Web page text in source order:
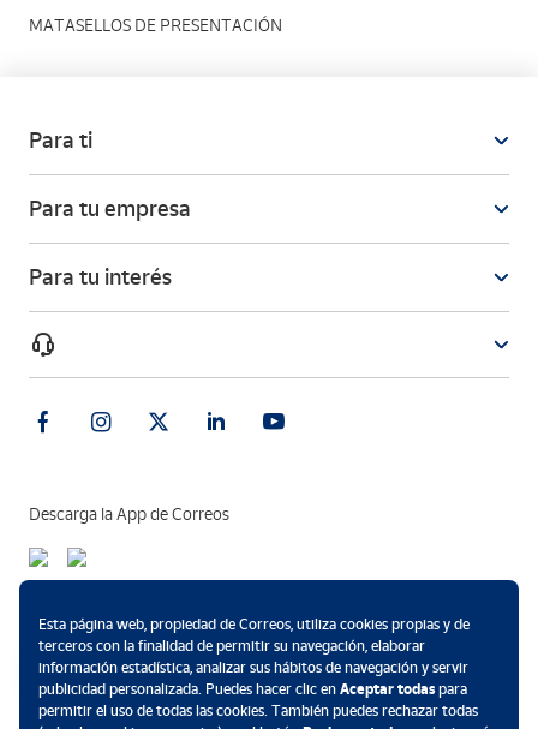
MATASELLOS DE PRESENTACIÓN
Para ti
Para tu empresa
Para tu interés
Descarga la App de Correos
Esta página web, propiedad de Correos, utiliza cookies propias y de
terceros con la finalidad de permitir su navegación, elaborar
información estadística, analizar sus hábitos de navegación y servir
publicidad personalizada. Puedes hacer clic en Aceptar todaspara
permitir el uso de todas las cookies. También puedes rechazar todas